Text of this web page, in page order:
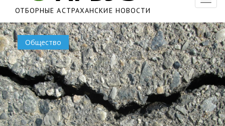
ОТБОРНЫЕ АСТРАХАНСКИЕ НОВОСТИ
Общество